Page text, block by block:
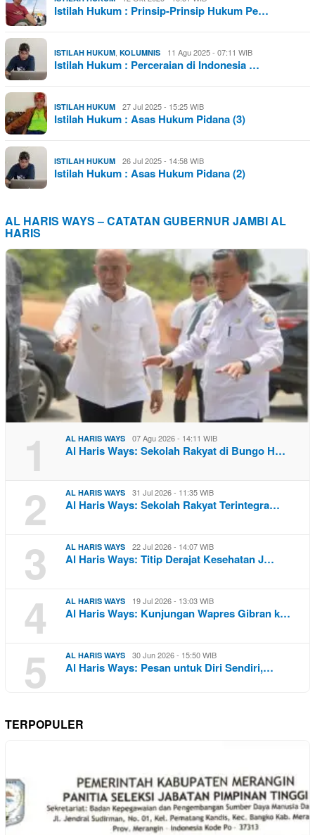
Istilah Hukum : Prinsip-Prinsip Hukum Pe…
ISTILAH HUKUM KOLUMNIS 11 Agu 2025 - 07:11 WIB
Istilah Hukum : Perceraian di Indonesia …
ISTILAH HUKUM 27 Jul 2025 - 15:25 WIB
Istilah Hukum : Asas Hukum Pidana (3)
ISTILAH HUKUM 26 Jul 2025 - 14:58 WIB
Istilah Hukum : Asas Hukum Pidana (2)
AL HARIS WAYS – CATATAN GUBERNUR JAMBI AL
HARIS
1 AL HARIS WAYS 07 Agu 2026 - 14:11 WIB
Al Haris Ways: Sekolah Rakyat di Bungo H…
2 AL HARIS WAYS 31 Jul 2026 - 11:35 WIB
Al Haris Ways: Sekolah Rakyat Terintegra…
3 AL HARIS WAYS 22 Jul 2026 - 14:07 WIB
Al Haris Ways: Titip Derajat Kesehatan J…
4 AL HARIS WAYS 19 Jul 2026 - 13:03 WIB
Al Haris Ways: Kunjungan Wapres Gibran k…
5 AL HARIS WAYS 30 Jun 2026 - 15:50 WIB
Al Haris Ways: Pesan untuk Diri Sendiri,…
TERPOPULER